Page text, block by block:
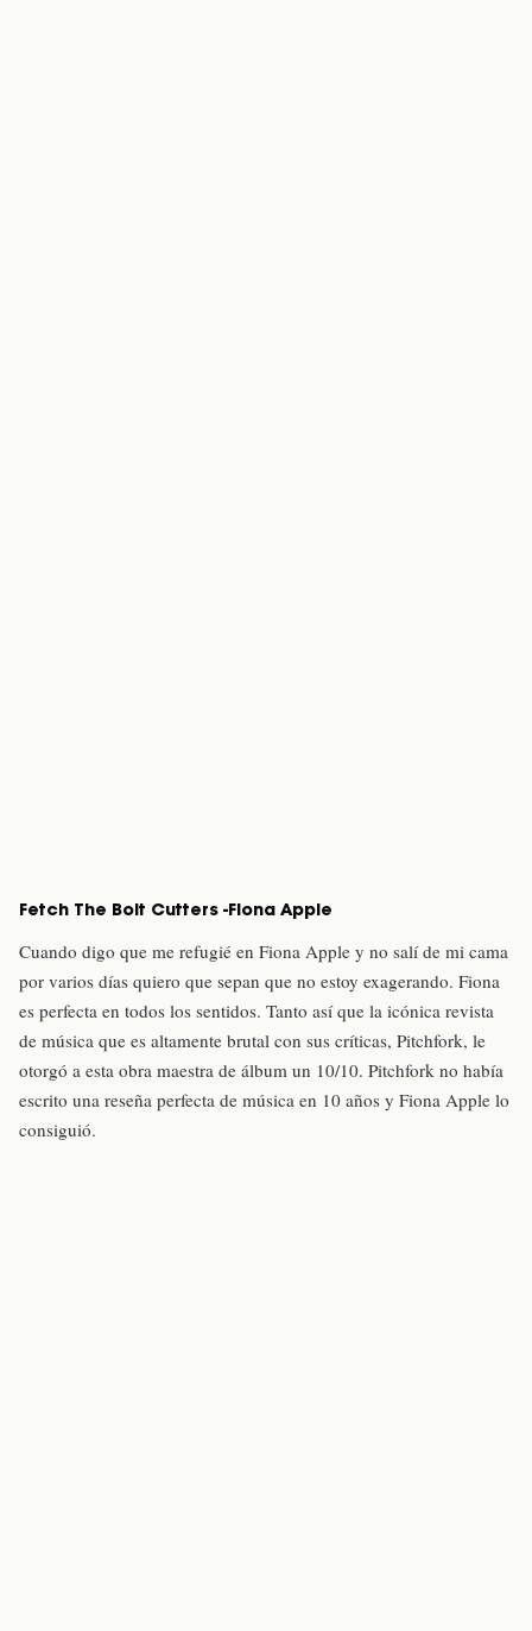
Fetch The Bolt Cutters -Fiona Apple
Cuando digo que me refugié en Fiona Apple y no salí de mi cama
por varios días quiero que sepan que no estoy exagerando. Fiona
es perfecta en todos los sentidos. Tanto así que la icónica revista
de música que es altamente brutal con sus críticas, Pitchfork, le
otorgó a esta obra maestra de álbum un 10/10. Pitchfork no había
escrito una reseña perfecta de música en 10 años y Fiona Apple lo
consiguió.